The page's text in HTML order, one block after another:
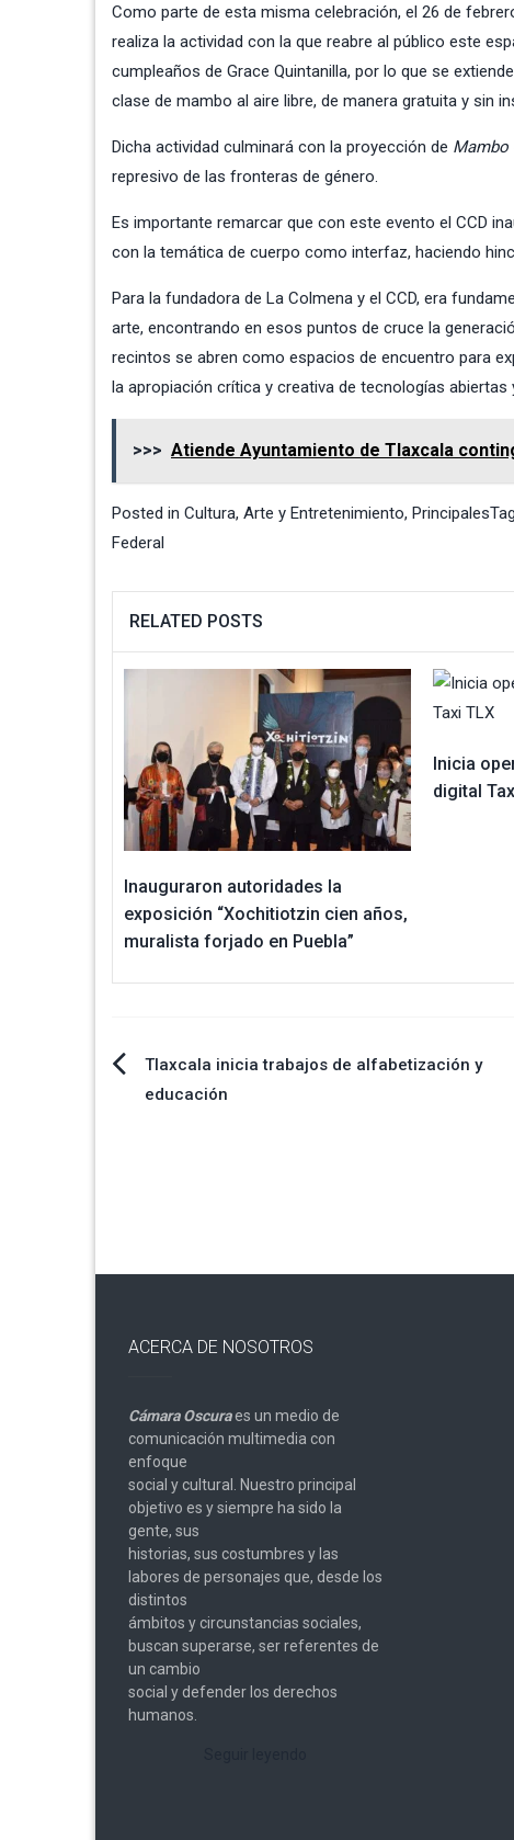
Como parte de esta misma celebración, el 26 de
realiza la actividad con la que reabre al público este
cumpleaños de Grace Quintanilla, por lo que se
clase de mambo al aire libre, de manera gratuita y sin
Dicha actividad culminará con la proyección de Mambo
represivo de las fronteras de género.
Es importante remarcar que con este evento el CCD
con la temática de cuerpo como interfaz, haciendo
Para la fundadora de La Colmena y el CCD, era
arte, encontrando en esos puntos de cruce la
recintos se abren como espacios de encuentro para
la apropiación crítica y creativa de tecnologías abiertas
>>> Atiende Ayuntamiento de Tlaxcala
Posted in Cultura, Arte y Entretenimiento, Principales
Federal
RELATED POSTS
Inauguraron autoridades la
exposición “Xochitiotzin cien años,
muralista forjado en Puebla”
Inicia
digital
Navegación
Tlaxcala inicia trabajos de alfabetización y
educación
ACERCA DE NOSOTROS
Cámara Oscuraes un medio de
comunicación multimedia con
enfoque
social y cultural. Nuestro principal
objetivo es y siempre ha sido la
gente, sus
historias, sus costumbres y las
labores de personajes que, desde los
distintos
ámbitos y circunstancias sociales,
buscan superarse, ser referentes de
un cambio
social y defender los derechos
humanos.